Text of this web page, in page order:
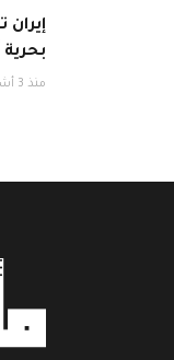
منذ 3 أشهر